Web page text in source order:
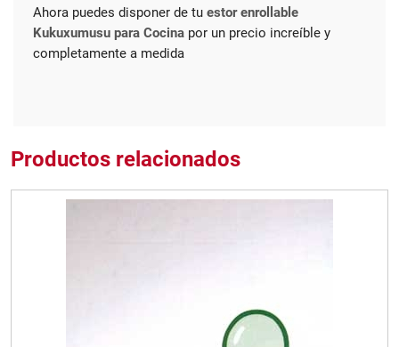
Ahora puedes disponer de tu estor enrollable
Kukuxumusu para Cocinapor un precio increíble y
completamente a medida
Productos relacionados